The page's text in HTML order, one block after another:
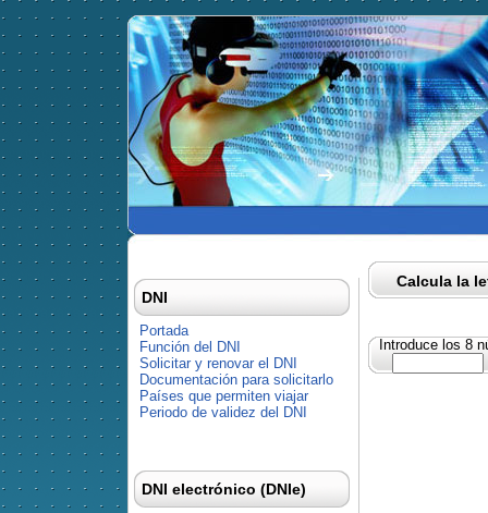
Calcula la
Introduce los 8
DNI
Portada
Función del DNI
Solicitar y renovar el DNI
Documentación para solicitarlo
Países que permiten viajar
Periodo de validez del DNI
DNI electrónico (DNIe)